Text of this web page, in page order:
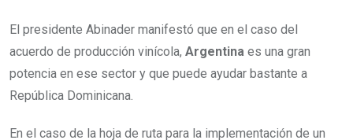
El presidente Abinader manifestó que en el caso del
acuerdo de producción vinícola, Argentina es una gran
potencia en ese sector y que puede ayudar bastante a
República Dominicana.
En el caso de la hoja de ruta para la implementación de un